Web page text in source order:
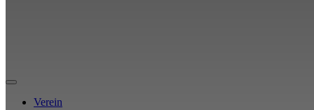
Verein